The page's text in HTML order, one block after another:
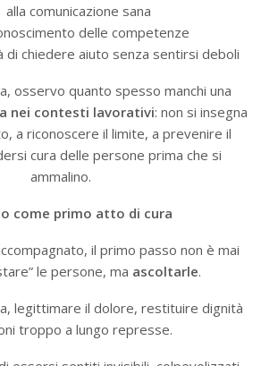
alla comunicazione sana
delle competenze
di chiedere aiuto senza sentirsi deboli
osservo quanto spesso manchi una
nei contesti lavorativi: non si insegna
a riconoscere il limite, a prevenire il
cura delle persone prima che si
ammalino.
come primo atto di cura
il primo passo non è mai
le persone, ma ascoltarle.
legittimare il dolore, restituire dignità
troppo a lungo represse.